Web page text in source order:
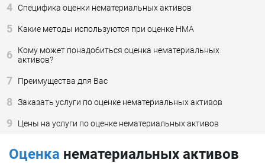
4 Специфика оценки нематериальных активов
5 Какие методы используются при оценке НМА
6
Кому может понадобиться оценка нематериальных
активов?
7 Преимущества для Вас
8 Заказать услуги по оценке нематериальных активов
9 Цены на услуги по оценке нематериальных активов
Оценка нематериальных активов